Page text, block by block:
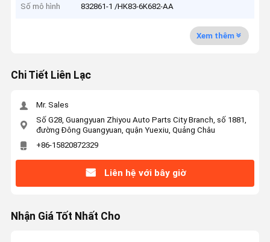
Số mô hình 832861-1 /HK83-6K682-AA
Xem thêm
Chi Tiết Liên Lạc
Mr. Sales
Số G28, Guangyuan Zhiyou Auto Parts City Branch, số 1881,
đường Đông Guangyuan, quận Yuexiu, Quảng Châu
+86-15820872329
Liên hệ với bây giờ
Nhận Giá Tốt Nhất Cho